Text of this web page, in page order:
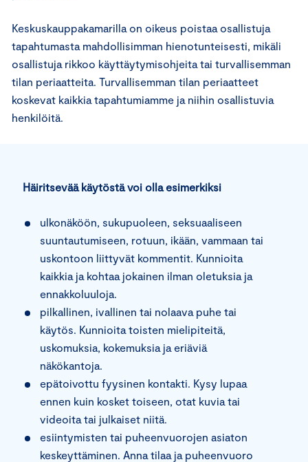
Keskuskauppakamarilla on oikeus poistaa osallistuja
tapahtumasta mahdollisimman hienotunteisesti, mikäli
osallistuja rikkoo käyttäytymisohjeita tai turvallisemman
tilan periaatteita. Turvallisemman tilan periaatteet
koskevat kaikkia tapahtumiamme ja niihin osallistuvia
henkilöitä.
Häiritsevää käytöstä voi olla esimerkiksi
ulkonäköön, sukupuoleen, seksuaaliseen
suuntautumiseen, rotuun, ikään, vammaan tai
uskontoon liittyvät kommentit. Kunnioita
kaikkia ja kohtaa jokainen ilman oletuksia ja
ennakkoluuloja.
pilkallinen, ivallinen tai nolaava puhe tai
käytös. Kunnioita toisten mielipiteitä,
uskomuksia, kokemuksia ja eriäviä
näkökantoja.
epätoivottu fyysinen kontakti. Kysy lupaa
ennen kuin kosket toiseen, otat kuvia tai
videoita tai julkaiset niitä.
esiintymisten tai puheenvuorojen asiaton
keskeyttäminen. Anna tilaa ja puheenvuoro